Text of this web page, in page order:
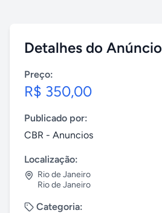
Detalhes do Anúncio
Preço:
R$ 350,00
Publicado por:
CBR - Anuncios
Localização:
Rio de Janeiro
Rio de Janeiro
Categoria: